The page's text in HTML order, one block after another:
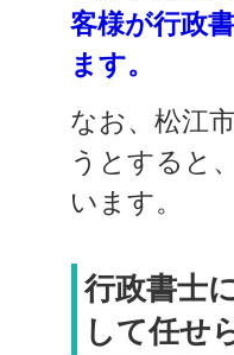
客様が行政
ます。
なお、松江
うとすると
います。
行政書士
して任せ